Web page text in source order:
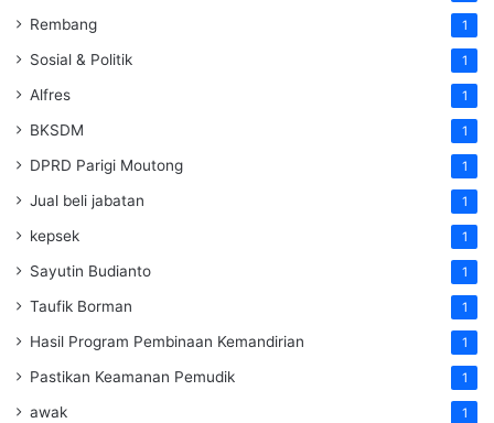
Rembang 1
Sosial & Politik 1
Alfres 1
BKSDM 1
DPRD Parigi Moutong 1
Jual beli jabatan 1
kepsek 1
Sayutin Budianto 1
Taufik Borman 1
Hasil Program Pembinaan Kemandirian 1
Pastikan Keamanan Pemudik 1
awak 1